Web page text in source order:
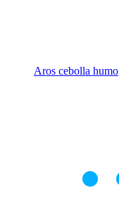
Aros cebolla humo